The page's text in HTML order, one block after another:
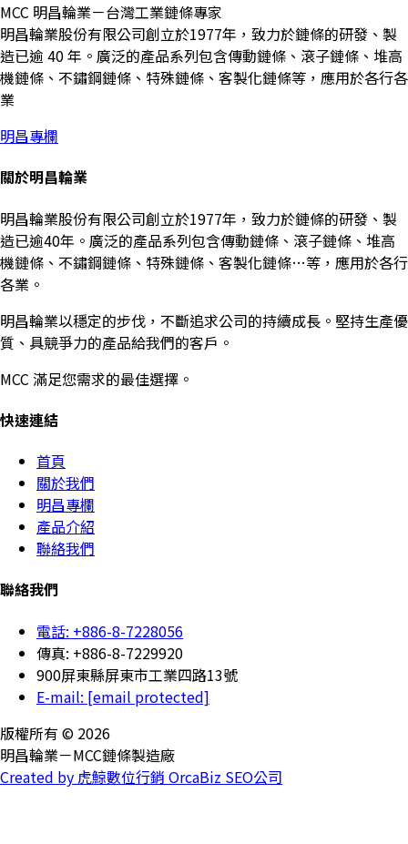
MCC 明昌輪業－台灣工業鏈條專家
明昌輪業股份有限公司創立於1977年，致力於鏈條的研發、製
造已逾 40 年。廣泛的產品系列包含傳動鏈條、滾子鏈條、堆高
機鏈條、不鏽鋼鏈條、特殊鏈條、客製化鏈條等，應用於各行各
業
明昌專欄
關於明昌輪業
明昌輪業股份有限公司創立於1977年，致力於鏈條的研發、製
造已逾40年。廣泛的產品系列包含傳動鏈條、滾子鏈條、堆高
機鏈條、不鏽鋼鏈條、特殊鏈條、客製化鏈條…等，應用於各行
各業。
明昌輪業以穩定的步伐，不斷追求公司的持續成長。堅持生產優
質、具競爭力的產品給我們的客戶。
MCC 滿足您需求的最佳選擇。
快速連結
首頁
關於我們
明昌專欄
產品介紹
聯絡我們
聯絡我們
電話: +886-8-7228056
傳真: +886-8-7229920
900屏東縣屏東市工業四路13號
E-mail: [email protected]
版權所有 © 2026
明昌輪業－MCC鏈條製造廠
Created by 虎鯨數位行銷 OrcaBiz SEO公司